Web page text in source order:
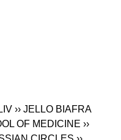
›› JELLO BIAFRA
OF MEDICINE ››